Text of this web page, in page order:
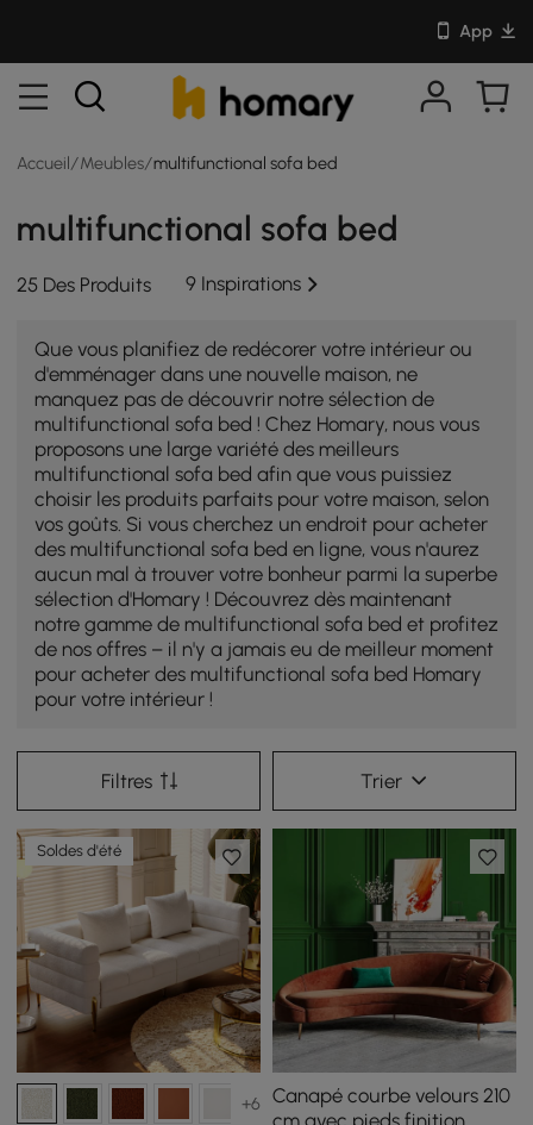
App
Accueil/ Meubles/multifunctional sofa bed
multifunctional sofa bed
25 Des Produits 9 Inspirations
Que vous planifiez de redécorer votre intérieur ou
d'emménager dans une nouvelle maison, ne
manquez pas de découvrir notre sélection de
multifunctional sofa bed ! Chez Homary, nous vous
proposons une large variété des meilleurs
multifunctional sofa bed afin que vous puissiez
choisir les produits parfaits pour votre maison, selon
vos goûts. Si vous cherchez un endroit pour acheter
des multifunctional sofa bed en ligne, vous n'aurez
aucun mal à trouver votre bonheur parmi la superbe
sélection d'Homary ! Découvrez dès maintenant
notre gamme de multifunctional sofa bed et profitez
de nos offres – il n'y a jamais eu de meilleur moment
pour acheter des multifunctional sofa bed Homary
pour votre intérieur !
Filtres Trier
Soldes d'été
+6
Canapé courbe velours 210